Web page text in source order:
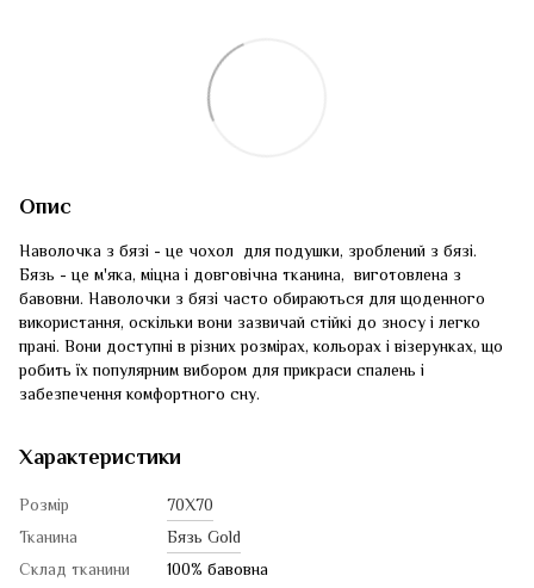
Опис
Наволочка з бязі - це чохол для подушки, зроблений з бязі.
Бязь - це м'яка, міцна і довговічна тканина, виготовлена з
бавовни. Наволочки з бязі часто обираються для щоденного
використання, оскільки вони зазвичай стійкі до зносу і легко
прані. Вони доступні в різних розмірах, кольорах і візерунках, що
робить їх популярним вибором для прикраси спалень і
забезпечення комфортного сну.
Характеристики
Розмір
70Х70
Тканина
Бязь Gold
Склад тканини
100% бавовна